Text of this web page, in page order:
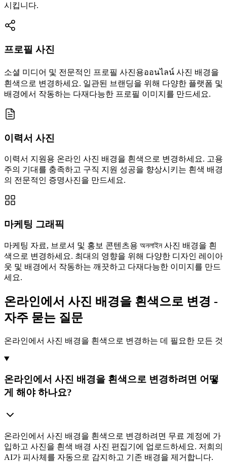
시킵니다.
프로필 사진
소셜 미디어 및 전문적인 프로필 사진용ออนไลน์ 사진 배경을
흰색으로 변경하세요. 일관된 브랜딩을 위해 다양한 플랫폼 및
배경에서 작동하는 다재다능한 프로필 이미지를 만드세요.
이력서 사진
이력서 지원용 온라인 사진 배경을 흰색으로 변경하세요. 고용
주의 기대를 충족하고 구직 지원 성공을 향상시키는 흰색 배경
의 전문적인 증명사진을 만드세요.
마케팅 그래픽
마케팅 자료, 브로셔 및 홍보 콘텐츠용 অনলাইন 사진 배경을 흰
색으로 변경하세요. 최대의 영향을 위해 다양한 디자인 레이아
웃 및 배경에서 작동하는 깨끗하고 다재다능한 이미지를 만드
세요.
온라인에서 사진 배경을 흰색으로 변경 -
자주 묻는 질문
온라인에서 사진 배경을 흰색으로 변경하는 데 필요한 모든 것
온라인에서 사진 배경을 흰색으로 변경하려면 어떻
게 해야 하나요?
온라인에서 사진 배경을 흰색으로 변경하려면 무료 계정에 가
입하고 사진을 흰색 배경 사진 편집기에 업로드하세요. 저희의
AI가 피사체를 자동으로 감지하고 기존 배경을 제거합니다.